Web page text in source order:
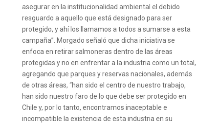
asegurar en la institucionalidad ambiental el debido
resguardo a aquello que está designado para ser
protegido, y ahí los llamamos a todos a sumarse a esta
campaña”. Morgado señaló que dicha iniciativa se
enfoca en retirar salmoneras dentro de las áreas
protegidas y no en enfrentar a la industria como un total,
agregando que parques y reservas nacionales, además
de otras áreas, “han sido el centro de nuestro trabajo,
han sido nuestro faro de lo que debe ser protegido en
Chile y, por lo tanto, encontramos inaceptable e
incompatible la existencia de esta industria en su